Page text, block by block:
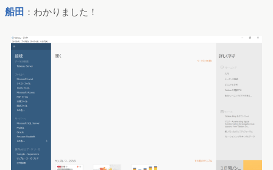
船田 ：わかりました！